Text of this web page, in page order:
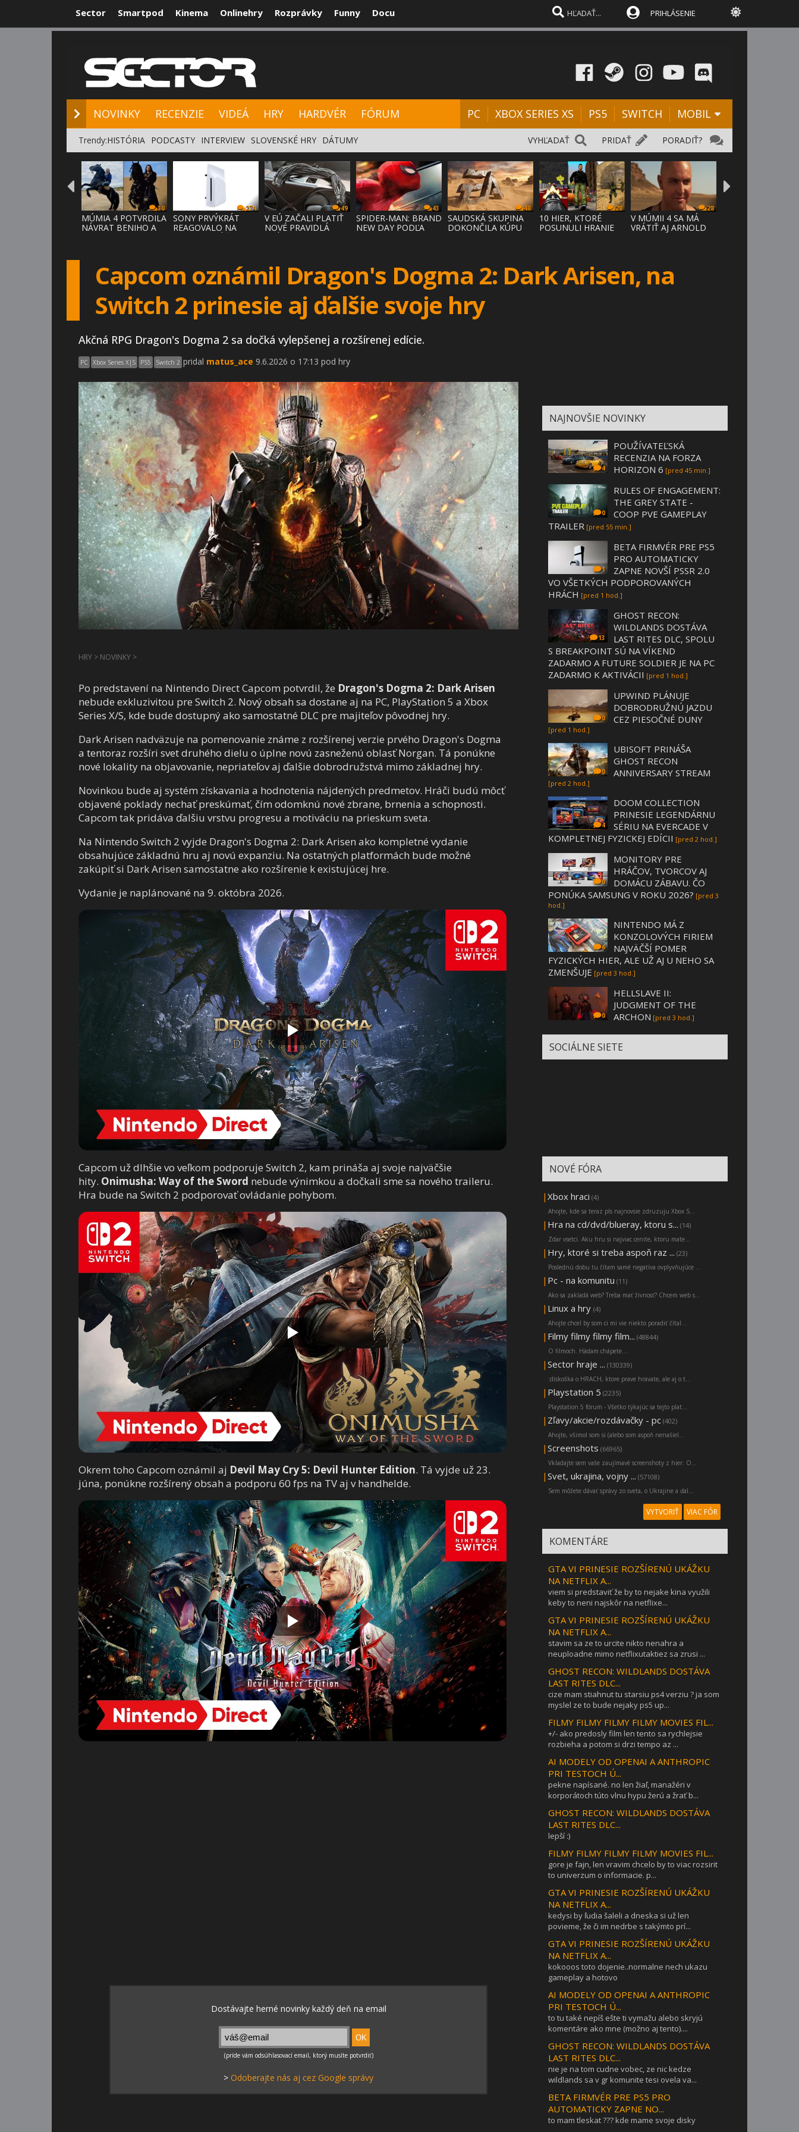
Sector Smartpod Kinema Onlinehry Rozprávky Funny Docu PRIHLÁSENIE
NOVINKY RECENZIE VIDEÁ HRY HARDVÉR FÓRUM PC XBOX SERIES XS PS5 SWITCH MOBIL
PORADIŤ?
PRIDAŤ
VYHĽADAŤ
Trendy:HISTÓRIA PODCASTY INTERVIEW SLOVENSKÉ HRY DÁTUMY
30
MÚMIA 4 POTVRDILA
NÁVRAT BENIHO A
274
SONY PRVÝKRÁT
REAGOVALO NA
49
V EÚ ZAČALI PLATIŤ
NOVÉ PRAVIDLÁ
43
SPIDER-MAN: BRAND
NEW DAY PODĽA
48
SAUDSKÁ SKUPINA
DOKONČILA KÚPU
28
10 HIER, KTORÉ
POSUNULI HRANIE
28
V MÚMII 4 SA MÁ
VRÁTIŤ AJ ARNOLD
Capcom oznámil Dragon's Dogma 2: Dark Arisen, na
Switch 2 prinesie aj ďalšie svoje hry
Akčná RPG Dragon's Dogma 2 sa dočká vylepšenej a rozšírenej edície.
PC Xbox Series X|S PS5 Switch 2 pridal matus_ace 9.6.2026 o 17:13 pod hry
HRY > NOVINKY >
Po predstavení na Nintendo Direct Capcom potvrdil, že Dragon's Dogma 2: Dark Arisen
nebude exkluzivitou pre Switch 2. Nový obsah sa dostane aj na PC, PlayStation 5 a Xbox
Series X/S, kde bude dostupný ako samostatné DLC pre majiteľov pôvodnej hry.
Dark Arisen nadväzuje na pomenovanie známe z rozšírenej verzie prvého Dragon's Dogma
a tentoraz rozšíri svet druhého dielu o úplne novú zasneženú oblasť Norgan. Tá ponúkne
nové lokality na objavovanie, nepriateľov aj ďalšie dobrodružstvá mimo základnej hry.
Novinkou bude aj systém získavania a hodnotenia nájdených predmetov. Hráči budú môcť
objavené poklady nechať preskúmať, čím odomknú nové zbrane, brnenia a schopnosti.
Capcom tak pridáva ďalšiu vrstvu progresu a motiváciu na prieskum sveta.
Na Nintendo Switch 2 vyjde Dragon's Dogma 2: Dark Arisen ako kompletné vydanie
obsahujúce základnú hru aj novú expanziu. Na ostatných platformách bude možné
zakúpiť si Dark Arisen samostatne ako rozšírenie k existujúcej hre.
Vydanie je naplánované na 9. októbra 2026.
Capcom už dlhšie vo veľkom podporuje Switch 2, kam prináša aj svoje najväčšie
hity. Onimusha: Way of the Sword nebude výnimkou a dočkali sme sa nového traileru.
Hra bude na Switch 2 podporovať ovládanie pohybom.
Okrem toho Capcom oznámil aj Devil May Cry 5: Devil Hunter Edition. Tá vyjde už 23.
júna, ponúkne rozšírený obsah a podporu 60 fps na TV aj v handhelde.
> Odoberajte nás aj cez Google správy
NAJNOVŠIE NOVINKY
4
POUŽÍVATEĽSKÁ
RECENZIA NA FORZA
HORIZON 6 [pred 45 min.]
0
RULES OF ENGAGEMENT:
THE GREY STATE -
COOP PVE GAMEPLAY
TRAILER [pred 55 min.]
1
BETA FIRMVÉR PRE PS5
PRO AUTOMATICKY
ZAPNE NOVŠÍ PSSR 2.0
VO VŠETKÝCH PODPOROVANÝCH
HRÁCH [pred 1 hod.]
13
GHOST RECON:
WILDLANDS DOSTÁVA
LAST RITES DLC, SPOLU
S BREAKPOINT SÚ NA VÍKEND
ZADARMO A FUTURE SOLDIER JE NA PC
ZADARMO K AKTIVÁCII [pred 1 hod.]
0
UPWIND PLÁNUJE
DOBRODRUŽNÚ JAZDU
CEZ PIESOČNÉ DUNY
[pred 1 hod.]
0
UBISOFT PRINÁŠA
GHOST RECON
ANNIVERSARY STREAM
[pred 2 hod.]
4
DOOM COLLECTION
PRINESIE LEGENDÁRNU
SÉRIU NA EVERCADE V
KOMPLETNEJ FYZICKEJ EDÍCII [pred 2 hod.]
0
MONITORY PRE
HRÁČOV, TVORCOV AJ
DOMÁCU ZÁBAVU. ČO
PONÚKA SAMSUNG V ROKU 2026? [pred 3
hod.]
6
NINTENDO MÁ Z
KONZOLOVÝCH FIRIEM
NAJVÄČŠÍ POMER
FYZICKÝCH HIER, ALE UŽ AJ U NEHO SA
ZMENŠUJE [pred 3 hod.]
0
HELLSLAVE II:
JUDGMENT OF THE
ARCHON [pred 3 hod.]
SOCIÁLNE SIETE
NOVÉ FÓRA
| Xbox hraci (4)
Ahojte, kde sa teraz pls najnovsie zdruzuju Xbox S...
| Hra na cd/dvd/blueray, ktoru s... (14)
Zdar vsetci. Aku hru si najviac cenite, ktoru mate...
| Hry, ktoré si treba aspoň raz ... (23)
Poslednú dobu tu čítam samé negatíva ovplyvňujúce ...
| Pc - na komunitu (11)
Ako sa zakladá web? Treba mať živnosť? Chcem web s...
| Linux a hry (4)
Ahojte chcel by som ci mi vie niekto poradiť čítal...
| Filmy filmy filmy film... (48844)
O filmoch. Hádam chápete....
| Sector hraje ... (130339)
:diskoška o HRACH, ktore prave hravate, ale aj o t...
| Playstation 5 (2235)
Playstation 5 fórum - Všetko týkajúc sa tejto plat...
| Zľavy/akcie/rozdávačky - pc (402)
Ahojte, všimol som si (alebo som aspoň nenašiel...
| Screenshots (66965)
Vkladajte sem vaše zaujímavé screenshoty z hier. O...
| Svet, ukrajina, vojny ... (57108)
Sem môžete dávať správy zo sveta, o Ukrajine a ďal...
VYTVORIŤ VIAC FÓR
KOMENTÁRE
GTA VI PRINESIE ROZŠÍRENÚ UKÁŽKU
NA NETFLIX A...
viem si predstaviť že by to nejake kina využili
keby to neni najskôr na netflixe...
GTA VI PRINESIE ROZŠÍRENÚ UKÁŽKU
NA NETFLIX A...
stavim sa ze to urcite nikto nenahra a
neuploadne mimo netflixutaktiez sa zrusi ...
GHOST RECON: WILDLANDS DOSTÁVA
LAST RITES DLC...
cize mam stiahnut tu starsiu ps4 verziu ? ja som
myslel ze to bude nejaky ps5 up...
FILMY FILMY FILMY FILMY MOVIES FIL...
+/- ako predosly film len tento sa rychlejsie
rozbieha a potom si drzi tempo az ...
AI MODELY OD OPENAI A ANTHROPIC
PRI TESTOCH Ú...
pekne napísané. no len žiaľ, manažéri v
korporátoch túto vlnu hypu žerú a žrať b...
GHOST RECON: WILDLANDS DOSTÁVA
LAST RITES DLC...
lepší :)
FILMY FILMY FILMY FILMY MOVIES FIL...
gore je fajn, len vravim chcelo by to viac rozsirit
to univerzum o informacie. p...
GTA VI PRINESIE ROZŠÍRENÚ UKÁŽKU
NA NETFLIX A...
kedysi by ľudia šaleli a dneska si už len
povieme, že či im nedrbe s takýmto prí...
GTA VI PRINESIE ROZŠÍRENÚ UKÁŽKU
NA NETFLIX A...
kokooos toto dojenie..normalne nech ukazu
gameplay a hotovo
AI MODELY OD OPENAI A ANTHROPIC
PRI TESTOCH Ú...
to tu také nepíš ešte ti vymažu alebo skryjú
komentáre ako mne (možno aj tento)....
GHOST RECON: WILDLANDS DOSTÁVA
LAST RITES DLC...
nie je na tom cudne vobec, ze nic kedze
wildlands sa v gr komunite tesi ovela va...
BETA FIRMVÉR PRE PS5 PRO
AUTOMATICKY ZAPNE NO...
to mam tleskat ??? kde mame svoje disky